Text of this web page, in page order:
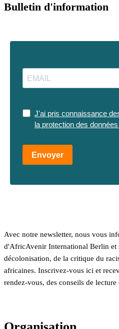
Bulletin d'information
J'ai pris connaissance
la protection des
Envoyer
Avec notre newsletter, nous vous
d'AfricAvenir International Berlin et
décolonisation, de la critique du
africaines. Inscrivez-vous ici et
rendez-vous, des conseils de